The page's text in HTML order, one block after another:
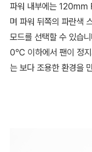
파워 내부에는 120mm
며 파워 뒤쪽의 파란색
모드를 선택할 수 있습
0℃ 이하에서 팬이 정지
는 보다 조용한 환경을